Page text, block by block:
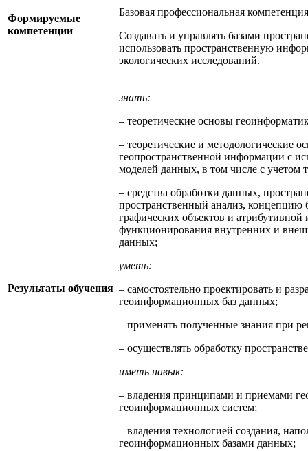
Формируемые
компетенции
Базовая профессиональная
Создавать и управлять базами
использовать пространственную
экологических исследований.
Результаты обучения
знать:
– теоретические основы
– теоретические и методологические
геопространственной информации с
моделей данных, в том числе с учетом
– средства обработки данных,
пространственный анализ, концепцию
графических объектов и
функционирования внутренних и
данных;
уметь:
– самостоятельно проектировать и
геоинформационных баз данных;
– применять полученные знания при
– осуществлять обработку
иметь навык:
– владения принципами и приемами
геоинформационных систем;
– владения технологией создания,
геоинформационных базами данных;